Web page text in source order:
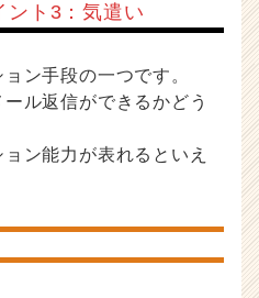
ント3：気遣い
ン手段の一つです。
ル返信ができるかどう
ン能力が表れるといえ